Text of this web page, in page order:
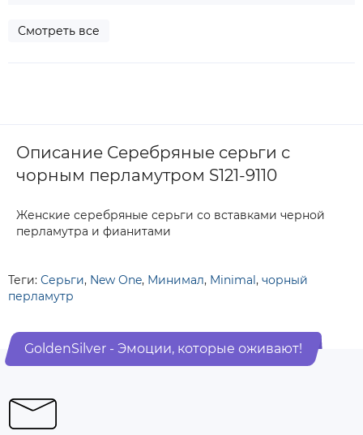
Смотреть все
Описание Серебряные серьги с
чорным перламутром S121-9110
Женские серебряные серьги со вставками черной
перламутра и фианитами
Теги: Серьги, New One, Минимал, Minimal, чорный
перламутр
GoldenSilver - Эмоции, которые оживают!